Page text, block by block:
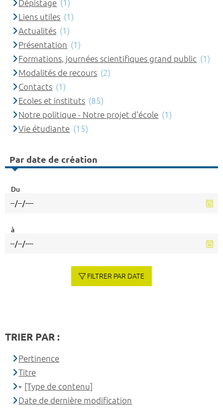
Dépistage (1)
Liens utiles (1)
Actualités (1)
Présentation (1)
Formations, journées scientifiques grand public (1)
Modalités de recours (2)
Contacts (1)
Ecoles et instituts (85)
Notre politique - Notre projet d'école (1)
Vie étudiante (15)
Par date de création
Du
à
FILTRER PAR DATE
TRIER PAR :
Pertinence
Titre
[Type de contenu]
Date de dernière modification